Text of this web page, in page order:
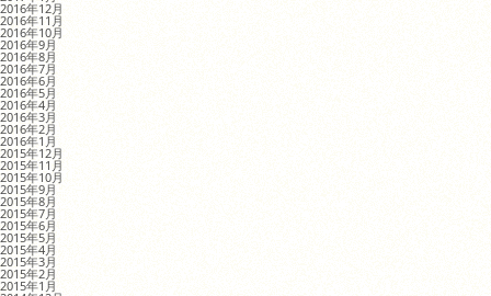
2016年12月
2016年11月
2016年10月
2016年9月
2016年8月
2016年7月
2016年6月
2016年5月
2016年4月
2016年3月
2016年2月
2016年1月
2015年12月
2015年11月
2015年10月
2015年9月
2015年8月
2015年7月
2015年6月
2015年5月
2015年4月
2015年3月
2015年2月
2015年1月